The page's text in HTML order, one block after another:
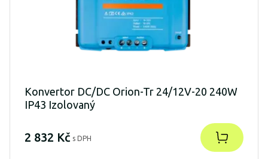
Konvertor DC/DC Orion-Tr 24/12V-20 240W
IP43 Izolovaný
2 832 Kč s DPH